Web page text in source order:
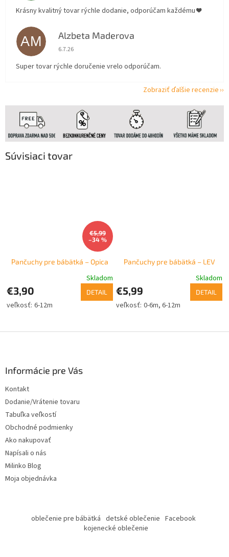
Súvisiaci tovar
€5,99
–34 %
Pančuchy pre bábätká – Opica
Skladom
€3,90 DETAIL
6-12m
Pančuchy pre bábätká – LEV
Skladom
€5,99 DETAIL
0-6m 6-12m
Krásny kvalitný tovar rýchle dodanie, odporúčam každému ❤️
AM Alzbeta Maderova
Hodnotenie obchodu je 5 z 5 hviezdičiek.
6.7.26
Super tovar rýchle doručenie vrelo odporúčam.
Zobraziť ďalšie recenzie
Informácie pre Vás
Kontakt
Dodanie/Vrátenie tovaru
Tabuľka veľkostí
Obchodné podmienky
Ako nakupovať
Napísali o nás
Milinko Blog
Moja objednávka
oblečenie pre bábätká detské oblečenie Facebook
kojenecké oblečenie